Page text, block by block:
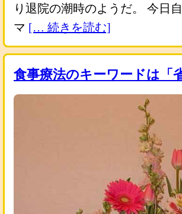
り退院の潮時のようだ。 今日
マ [… 続きを読む]
食事療法のキーワードは「